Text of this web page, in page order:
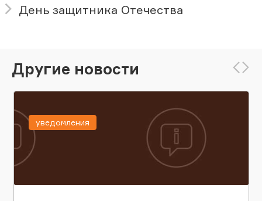
День защитника Отечества
Другие новости
уведомления